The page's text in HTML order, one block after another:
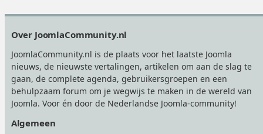
Over JoomlaCommunity.nl
JoomlaCommunity.nl is de plaats voor het laatste Joomla
nieuws, de nieuwste vertalingen, artikelen om aan de slag te
gaan, de complete agenda, gebruikersgroepen en een
behulpzaam forum om je wegwijs te maken in de wereld van
Joomla. Voor én door de Nederlandse Joomla-community!
Algemeen